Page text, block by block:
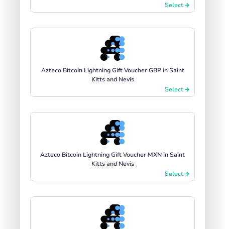
Select
Azteco Bitcoin Lightning Gift Voucher GBP in Saint
Kitts and Nevis
Select
Azteco Bitcoin Lightning Gift Voucher MXN in Saint
Kitts and Nevis
Select